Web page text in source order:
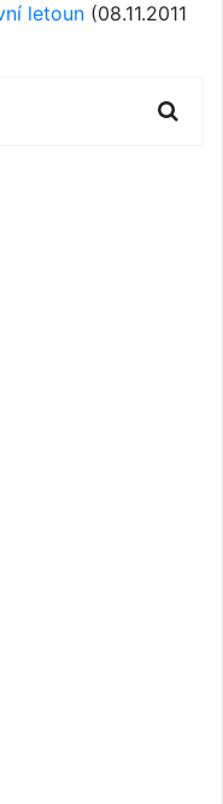
letoun (08.11.2011